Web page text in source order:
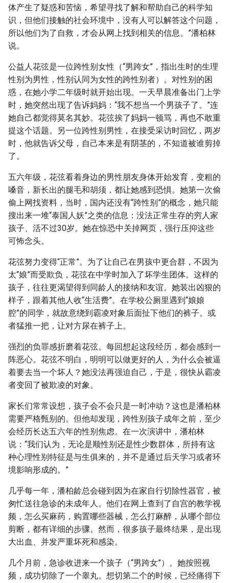
体产生了疑惑和苦恼，希望寻找了解和帮助自己的科学知
识，但他们接触的社会环境中，没有人可以解答这个问题，
所以他们为了自救，才会从网上找到相关的信息。”潘柏林
说。
公益人花弦是一位跨性别女性（“男跨女”，指出生时的生理
性别为男性，性别认同为女性的跨性别者）。对性别的困
惑，在她小学二年级时就开始出现。一天早晨准备出门上学
时，她突然出现了告诉妈妈：“我不想当一个男孩子了。”连
她自己都觉得莫名其妙。花弦挨了妈妈一顿骂，再也不敢重
提这个话题。另一位跨性别男性，在接受采访时回忆，两岁
时，他就告诉父母，自己本来是有阴茎的，不知道被谁剪掉
了。
五六年级，花弦看着身边的男性朋友身体开始发育，变粗的
嗓音，新长出的腿毛和胡须，都让她感到恐惧。她第一次偷
偷上网找资料，当时，国内还没有“跨性别”的概念，她只能
搜出来一堆“泰国人妖”之类的信息：没法正常生存的穷人家
孩子、活不过30岁。她在惊恐中关掉网页，强行压抑这些
可怖念头。
花弦努力变得“正常”。为了让自己在男孩中更合群，不因为
太“娘”而受欺负，花弦在中学时加入了坏学生团体。这样的
孩子，往往更渴望得到同龄人的接纳和友谊。她装出凶狠的
样子，跟着其他人收“生活费”。在学校公厕里遇到“娘娘
腔”的同学，就故意绕到霸凌对象后面扯下他们的裤子。或
者猛推一把，让对方尿在裤子上。
强烈的负罪感折磨着花弦。每回想起这段经历，都会感到一
阵恶心。花弦不明白，明明可以做更好的人，为什么会被逼
着要去当一个坏人？她没法再强迫自己，于是，很快从霸凌
者变回了被欺凌的对象。
家长们常常设想，孩子会不会只是一时冲动？这也是潘柏林
需要严格甄别的。但他却发现，跨性别孩子成年之前，至少
会经历长达五六年的性别焦虑。在一次演讲中，潘柏林
说：“我们认为，无论是顺性别还是性少数群体，所持有这
种心理性别特征是与生俱来的，并不是通过后天学习或者环
境影响形成的。”
几乎每一年，潘柏龄总会碰到因为在家自行切除性器官，被
匆忙送往急诊的未成年人。他们在网上查到了自宫的教学视
频，怎么买麻药，购置哪些器械，怎么打麻醉，从哪个部位
剪断，都有详细的步骤。然而，很多孩子最终结果，是出现
大出血、并发严重坏死和感染。
几个月前，急诊收进来一个孩子（“男跨女”）。她按照视
频，成功切除了一个睾丸。想切第二个的时候，已经痛得下